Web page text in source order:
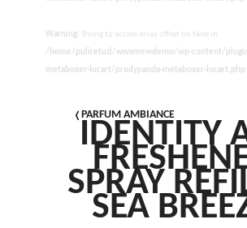
Warning: Trying to access array offset on false in
/home/puliretuzl/wwwnewdemo/wp-content/
metaboxer-lucart/prodypanda-metaboxer-lucart.php
PARFUM AMBIANCE
IDENTITY
SPRAY
SEA